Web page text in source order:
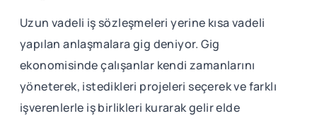
Uzun vadeli iş sözleşmeleri yerine kısa vadeli
yapılan anlaşmalara gig deniyor. Gig
ekonomisinde çalışanlar kendi zamanlarını
yöneterek, istedikleri projeleri seçerek ve farklı
işverenlerle iş birlikleri kurarak gelir elde